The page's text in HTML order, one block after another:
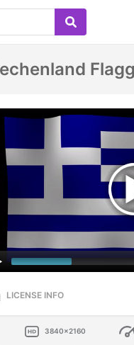
LICENSE INFO
3840x2160